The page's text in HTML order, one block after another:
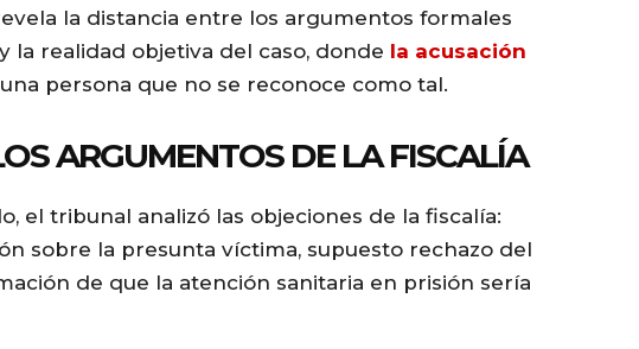
la distancia entre los argumentos formales
la realidad objetiva del caso, donde la acusación
persona que no se reconoce como tal.
ARGUMENTOS DE LA FISCALÍA
el tribunal analizó las objeciones de la fiscalía:
sobre la presunta víctima, supuesto rechazo del
de que la atención sanitaria en prisión sería